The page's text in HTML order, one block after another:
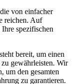
von einfacher
reichen. Auf
spezifischen
steht bereit, um einen
zu gewährleisten. Wir
um den gesamten
zu garantieren.